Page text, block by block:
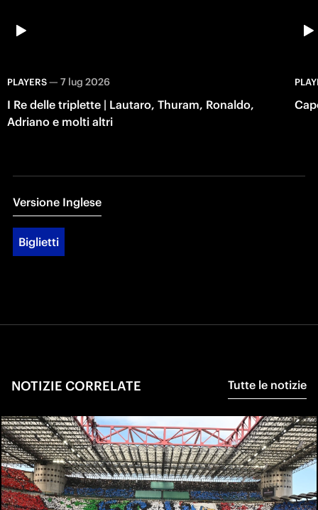
PLAYERS— 7 lug 2026
I Re delle triplette | Lautaro, Thuram, Ronaldo,
Adriano e molti altri
Versione Inglese
Biglietti
NOTIZIE CORRELATE Tutte le notizie